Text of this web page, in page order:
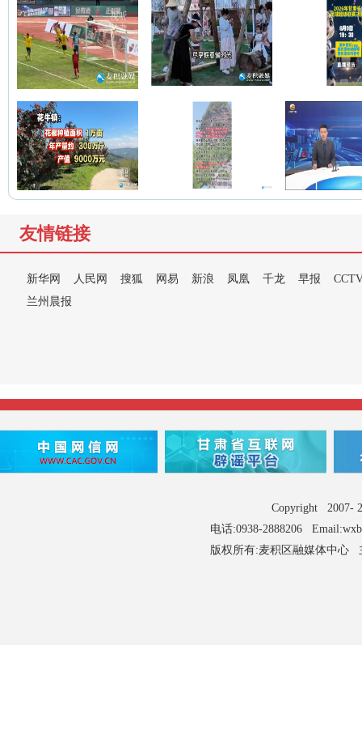
友情链接
新华网 人民网 搜狐 网易 新浪 凤凰 千龙 早报
兰州晨报
Copyright 2007-
电话:0938-2888206
版权所有:麦积区融媒体中心